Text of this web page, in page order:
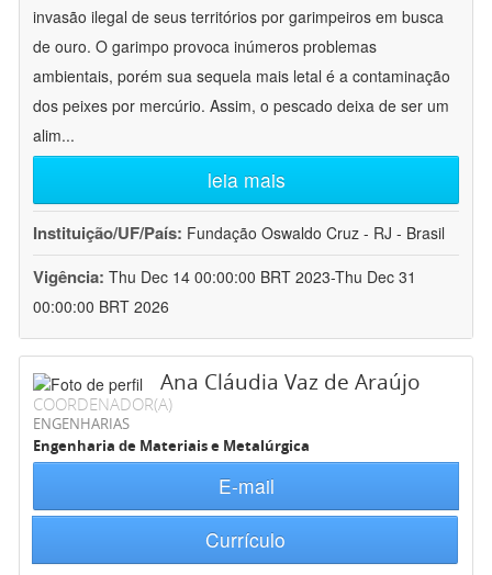
invasão ilegal de seus territórios por garimpeiros em busca
de ouro. O garimpo provoca inúmeros problemas
ambientais, porém sua sequela mais letal é a contaminação
dos peixes por mercúrio. Assim, o pescado deixa de ser um
alim...
leia mais
Instituição/UF/País: Fundação Oswaldo Cruz - RJ - Brasil
Vigência: Thu Dec 14 00:00:00 BRT 2023-Thu Dec 31
00:00:00 BRT 2026
Ana Cláudia Vaz de Araújo
COORDENADOR(A)
ENGENHARIAS
Engenharia de Materiais e Metalúrgica
E-mail
Currículo